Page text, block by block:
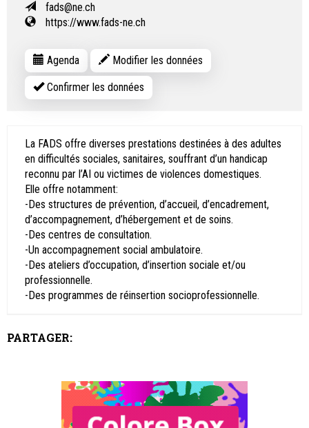
fads@ne.ch
https://www.fads-ne.ch
Agenda Modifier les données
Confirmer les données
La FADS offre diverses prestations destinées à des adultes
en difficultés sociales, sanitaires, souffrant d’un handicap
reconnu par l’AI ou victimes de violences domestiques.
Elle offre notamment:
-Des structures de prévention, d’accueil, d’encadrement,
d’accompagnement, d’hébergement et de soins.
-Des centres de consultation.
-Un accompagnement social ambulatoire.
-Des ateliers d’occupation, d’insertion sociale et/ou
professionnelle.
-Des programmes de réinsertion socioprofessionnelle.
PARTAGER: